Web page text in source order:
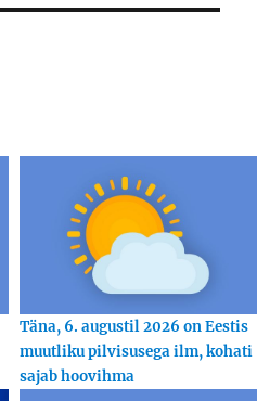
Täna, 6. augustil 2026 on Eestis
muutliku pilvisusega ilm, kohati
sajab hoovihma